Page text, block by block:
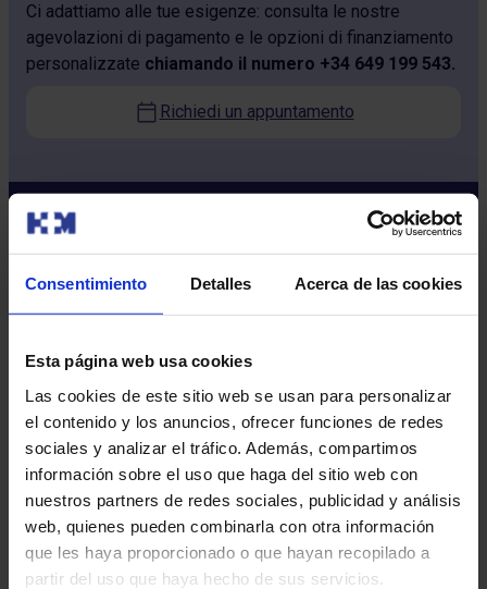
Consentimiento Detalles Acerca de las cookies
Esta página web usa cookies
Las cookies de este sitio web se usan para personalizar
el contenido y los anuncios, ofrecer funciones de redes
sociales y analizar el tráfico. Además, compartimos
información sobre el uso que haga del sitio web con
nuestros partners de redes sociales, publicidad y análisis
web, quienes pueden combinarla con otra información
que les haya proporcionado o que hayan recopilado a
partir del uso que haya hecho de sus servicios.
Ci adattiamo alle tue esigenze: consulta le nostre
agevolazioni di pagamento e le opzioni di finanziamento
personalizzate chiamando il numero +34 649 199 543.
Richiedi un appuntamento
Chi siamo
Chi siamo​
Eccellenza nella qualità​
Lavora con noi​